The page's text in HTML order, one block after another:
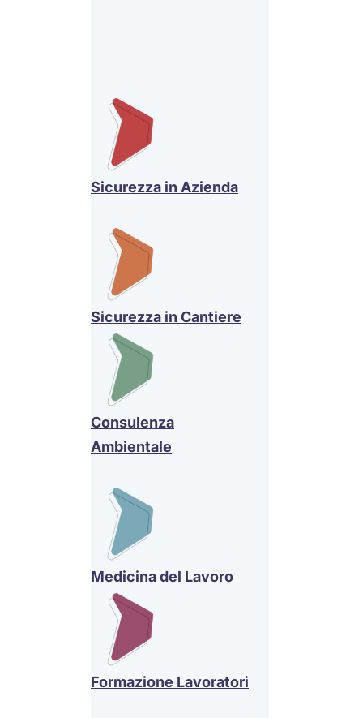
Sicurezza in Azienda
Sicurezza in Cantiere
Consulenza
Ambientale
Medicina del Lavoro
Formazione Lavoratori